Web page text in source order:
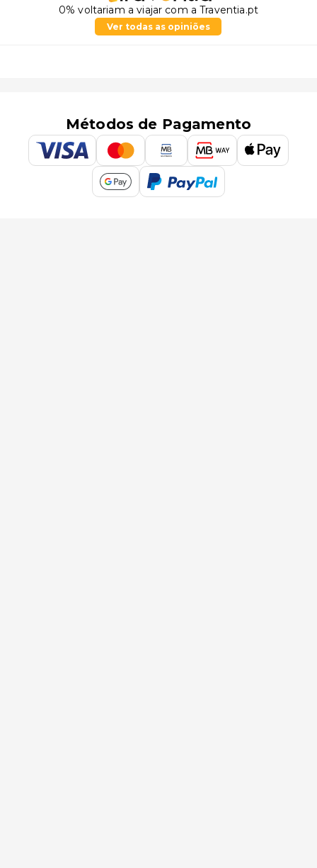
0% voltariam a viajar com a Traventia.pt
Ver todas as opiniões
Métodos de Pagamento